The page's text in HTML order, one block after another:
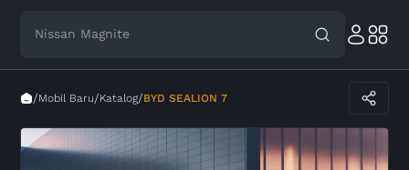
Toyota Avanza
/Mobil Baru/Katalog/BYD SEALION 7